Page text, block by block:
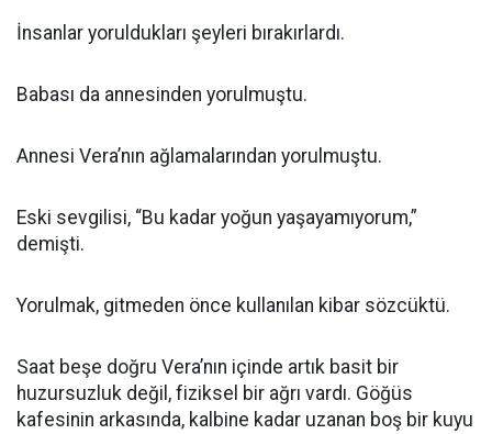
İnsanlar yoruldukları şeyleri bırakırlardı.
Babası da annesinden yorulmuştu.
Annesi Vera’nın ağlamalarından yorulmuştu.
Eski sevgilisi, “Bu kadar yoğun yaşayamıyorum,”
demişti.
Yorulmak, gitmeden önce kullanılan kibar sözcüktü.
Saat beşe doğru Vera’nın içinde artık basit bir
huzursuzluk değil, fiziksel bir ağrı vardı. Göğüs
kafesinin arkasında, kalbine kadar uzanan boş bir kuyu